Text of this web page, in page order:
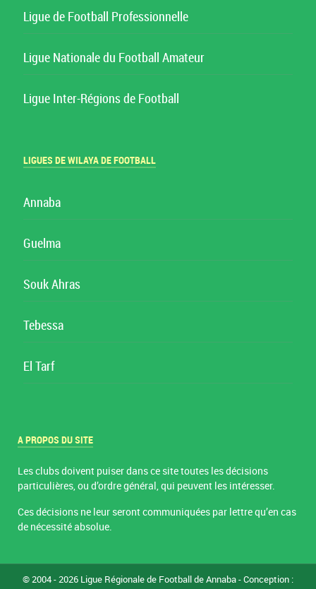
Ligue de Football Professionnelle
Ligue Nationale du Football Amateur
Ligue Inter-Régions de Football
LIGUES DE WILAYA DE FOOTBALL
Annaba
Guelma
Souk Ahras
Tebessa
El Tarf
A PROPOS DU SITE
Les clubs doivent puiser dans ce site toutes les décisions
particulières, ou d’ordre général, qui peuvent les intéresser.
Ces décisions ne leur seront communiquées par lettre qu’en cas
de nécessité absolue.
© 2004 - 2026 Ligue Régionale de Football de Annaba - Conception :